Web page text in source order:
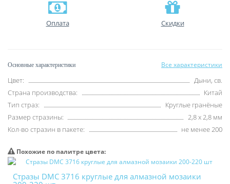
Оплата Скидки
Основные характеристики Все характеристики
Цвет:
Дыни, св.
Страна производства:
Китай
Тип страз:
Круглые гранёные
Размер стразины:
2,8 х 2,8 мм
Кол-во стразин в пакете:
не менее 200
Похожие по палитре цвета:
Стразы DMC 3716 круглые для алмазной мозаики